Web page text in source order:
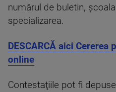
numărul de buletin,
specializarea.
DESCARCĂ aici Cererea
online
Contestaţiile pot fi